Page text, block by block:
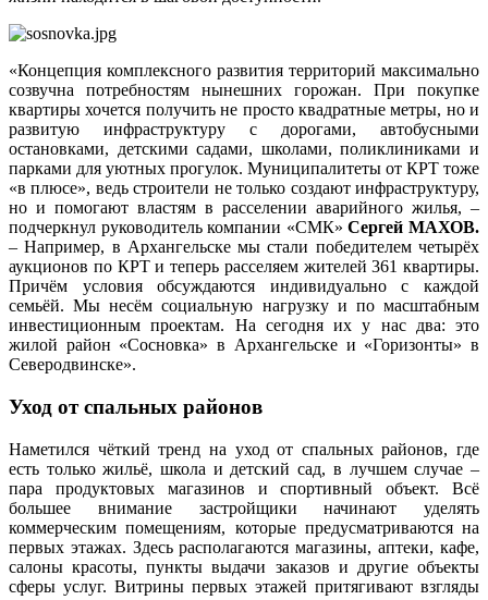
«Концепция комплексного развития территорий максимально
созвучна потребностям нынешних горожан. При покупке
квартиры хочется получить не просто квадратные метры, но и
развитую инфраструктуру с дорогами, автобусными
остановками, детскими садами, школами, поликлиниками и
парками для уютных прогулок. Муниципалитеты от КРТ тоже
«в плюсе», ведь строители не только создают инфраструктуру,
но и помогают властям в расселении аварийного жилья, –
подчеркнул руководитель компании «СМК»Сергей МАХОВ.
– Например, в Архангельске мы стали победителем четырёх
аукционов по КРТ и теперь расселяем жителей 361 квартиры.
Причём условия обсуждаются индивидуально с каждой
семьёй. Мы несём социальную нагрузку и по масштабным
инвестиционным проектам. На сегодня их у нас два: это
жилой район «Сосновка» в Архангельске и «Горизонты» в
Северодвинске».
Уход от спальных районов
Наметился чёткий тренд на уход от спальных районов, где
есть только жильё, школа и детский сад, в лучшем случае –
пара продуктовых магазинов и спортивный объект. Всё
большее внимание застройщики начинают уделять
коммерческим помещениям, которые предусматриваются на
первых этажах. Здесь располагаются магазины, аптеки, кафе,
салоны красоты, пункты выдачи заказов и другие объекты
сферы услуг. Витрины первых этажей притягивают взгляды